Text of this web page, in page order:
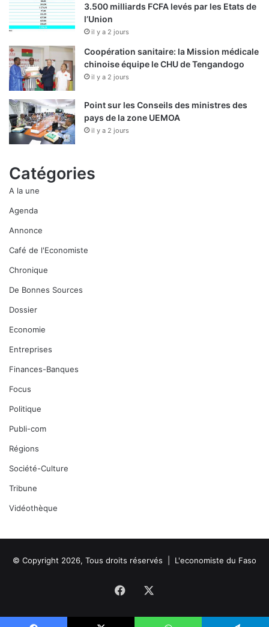
3.500 milliards FCFA levés par les Etats de
l’Union
il y a 2 jours
Coopération sanitaire: la Mission médicale
chinoise équipe le CHU de Tengandogo
il y a 2 jours
Point sur les Conseils des ministres des
pays de la zone UEMOA
il y a 2 jours
Catégories
A la une
Agenda
Annonce
Café de l'Economiste
Chronique
De Bonnes Sources
Dossier
Economie
Entreprises
Finances-Banques
Focus
Politique
Publi-com
Régions
Société-Culture
Tribune
Vidéothèque
© Copyright 2026, Tous droits réservés | L'economiste du Faso
Facebook